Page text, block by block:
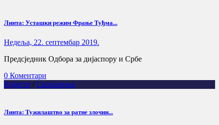
Линта: Усташки режим Фрање Туђма...
Недеља, 22. септембар 2019.
Предсједник Одбора за дијаспору и Србе
0 Коментари
Вијести / Саопштења
Линта: Тужилаштво за ратне злочин...